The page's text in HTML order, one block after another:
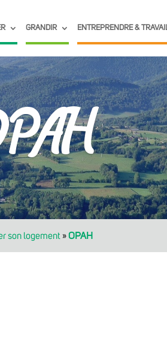
GRANDIR ENTREPRENDRE &
son logement »OPAH